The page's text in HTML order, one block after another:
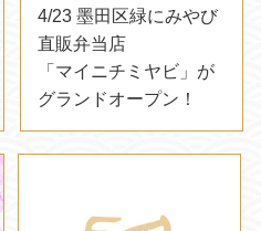
4/23 墨田区緑にみやび
直販弁当店
「マイニチミヤビ」が
グランドオープン！